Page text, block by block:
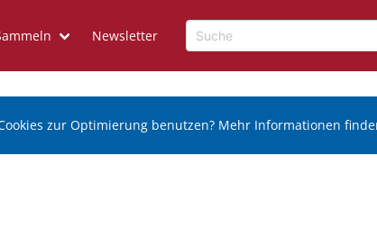
Newsletter
zur Optimierung benutzen? Mehr Informationen